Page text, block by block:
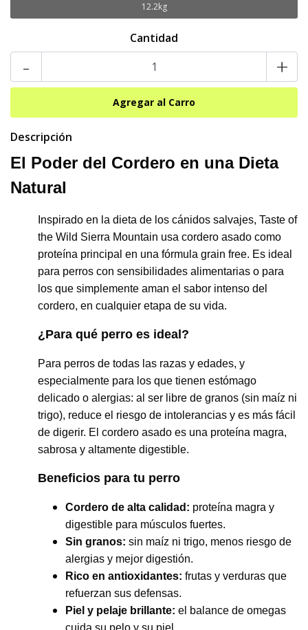
12.2kg
Cantidad
- +
Descripción
El Poder del Cordero en una Dieta
Natural
Inspirado en la dieta de los cánidos salvajes, Taste of
the Wild Sierra Mountain usa cordero asado como
proteína principal en una fórmula grain free. Es ideal
para perros con sensibilidades alimentarias o para
los que simplemente aman el sabor intenso del
cordero, en cualquier etapa de su vida.
¿Para qué perro es ideal?
Para perros de todas las razas y edades, y
especialmente para los que tienen estómago
delicado o alergias: al ser libre de granos (sin maíz ni
trigo), reduce el riesgo de intolerancias y es más fácil
de digerir. El cordero asado es una proteína magra,
sabrosa y altamente digestible.
Beneficios para tu perro
Cordero de alta calidad: proteína magra y
digestible para músculos fuertes.
Sin granos: sin maíz ni trigo, menos riesgo de
alergias y mejor digestión.
Rico en antioxidantes: frutas y verduras que
refuerzan sus defensas.
Piel y pelaje brillante: el balance de omegas
cuida su pelo y su piel.